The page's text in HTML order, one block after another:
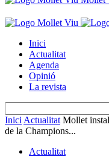
Inici
Actualitat
Agenda
Opinió
La revista
Inici Actualitat Mollet
de la Champions...
Actualitat